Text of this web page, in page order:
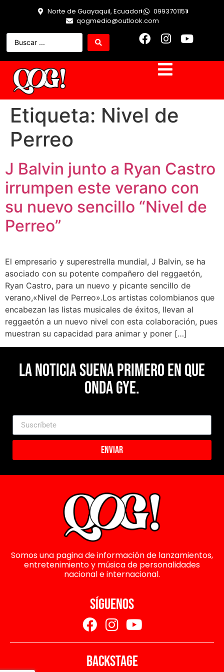
Norte de Guayaquil, Ecuador
0993701151
qogmedio@outlook.com
Etiqueta: Nivel de
Perreo
J Balvin junto a Ryan Castro
irrumpen este verano con
su nuevo sencillo “Nivel de
Perreo”
El empresario y superestrella mundial, J Balvin, se ha
asociado con su potente compañero del reggaetón,
Ryan Castro, para un nuevo y picante sencillo de
verano,«Nivel de Perreo».Los artistas colombianos que
encabezan las listas musicales de éxitos, llevan al
reggaetón a un nuevo nivel con esta colaboración, pues
muestran su capacidad para animar y poner […]
La noticia suena primero en Que
Onda Gye.
Enviar
Somos una pagina de información de lanzamientos,
entretenimiento y música de personalidades
nacional e internacional.
SÍGUENOS
BACKSTAGE